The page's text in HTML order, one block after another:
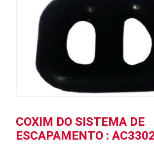
COXIM DO SISTEMA DE
ESCAPAMENTO :